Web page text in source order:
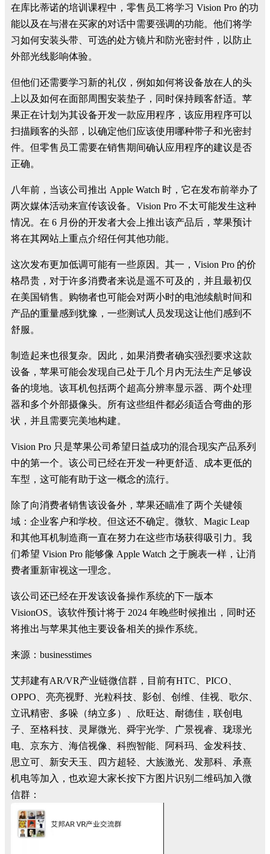
在库比蒂诺的培训课程中，零售员工将学习 Vision Pro 的功
能以及在与潜在买家的对话中需要强调的功能。他们将学
习如何安装头带、可选的处方镜片和防光密封件，以防止
外部光线影响体验。
但他们还需要学习新的礼仪，例如如何将设备放在人的头
上以及如何在面部周围安装垫子，同时保持顾客舒适。苹
果正在计划为其设备开发一款应用程序，该应用程序可以
扫描顾客的头部，以确定他们应该使用哪种带子和光密封
件。但零售员工需要在销售期间确认应用程序的建议是否
正确。
八年前，当该公司推出 Apple Watch 时，它在发布前举办了
两次媒体活动来宣传该设备。Vision Pro 不太可能发生这种
情况。在 6 月份的开发者大会上推出该产品后，苹果预计
将在其网站上重点介绍任何其他功能。
这次发布更加低调可能有一些原因。其一，Vision Pro 的价
格昂贵，对于许多消费者来说是遥不可及的，并且最初仅
在美国销售。购物者也可能会对两小时的电池续航时间和
产品的重量感到犹豫，一些测试人员发现这让他们感到不
舒服。
制造起来也很复杂。因此，如果消费者确实强烈要求这款
设备，苹果可能会发现自己处于几个月内无法生产足够设
备的境地。该耳机包括两个超高分辨率显示器、两个处理
器和多个外部摄像头。所有这些组件都必须适合弯曲的形
状，并且需要完美地构建。
Vision Pro 只是苹果公司希望日益成功的混合现实产品系列
中的第一个。该公司已经在开发一种更舒适、成本更低的
车型，这可能有助于这一概念的流行。
除了向消费者销售该设备外，苹果还瞄准了两个关键领
域：企业客户和学校。但这还不确定。微软、Magic Leap
和其他耳机制造商一直在努力在这些市场获得吸引力。我
们希望 Vision Pro 能够像 Apple Watch 之于腕表一样，让消
费者重新审视这一理念。
该公司还已经在开发该设备操作系统的下一版本
VisionOS。该软件预计将于 2024 年晚些时候推出，同时还
将推出与苹果其他主要设备相关的操作系统。
来源：businesstimes
艾邦建有AR/VR产业链微信群，目前有HTC、PICO、
OPPO、亮亮视野、光粒科技、影创、创维、佳视、歌尔、
立讯精密、多哚（纳立多）、欣旺达、耐德佳，联创电
子、至格科技、灵犀微光、舜宇光学、广景视睿、珑璟光
电、京东方、海信视像、科煦智能、阿科玛、金发科技、
思立可、新安天玉、四方超轻、大族激光、发那科、承熹
机电等加入，也欢迎大家长按下方图片识别二维码加入微
信群：